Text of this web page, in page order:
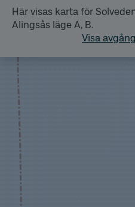
Här visas karta för
Alingsås läge A, B.
Visa